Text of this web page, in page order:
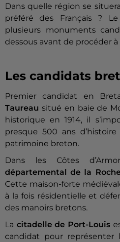
Dans quelle région se
préféré des Français ?
plusieurs monuments
dessous avant de procéder
Les candidats
Premier candidat en
Taureau situé en baie de
historique en 1914, il
presque 500 ans
patrimoine breton.
Dans les Côtes
départemental de la
Cette maison-forte
à la fois résidentielle et
des manoirs bretons.
La citadelle de Port-Louis
candidat pour représenter